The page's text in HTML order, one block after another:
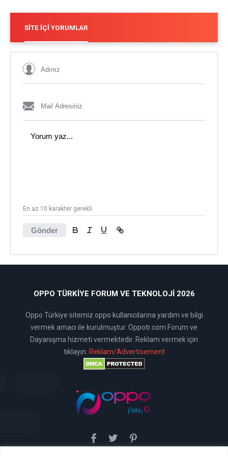
SITE İÇI YORUMLAR
Gönder
En az 10 karakter gerekli
OPPO TÜRKIYE FORUM VE TEKNOLOJI 2026
Oppo Türkiye sitemiz oppo kullanıcılarına yardım ve bilgi
vermek amacı ile kurulmuştur. Oppotr.com Forum ve
Dayanışma hizmeti vermektedir. Reklam vermek için
tıklayın: Reklam/Advertisement